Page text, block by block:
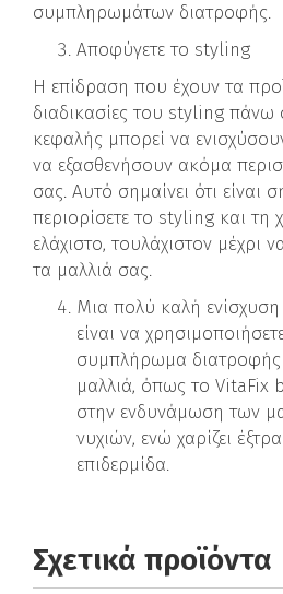
συμπληρωμάτων διατροφής.
Αποφύγετε το styling
Η επίδραση που έχουν τα
διαδικασίες του styling πάνω
κεφαλής μπορεί να
να εξασθενήσουν ακόμα
σας. Αυτό σημαίνει ότι είναι
περιορίσετε το styling και
ελάχιστο, τουλάχιστον μέχρι
τα μαλλιά σας.
Μια πολύ καλή
είναι να
συμπλήρωμα διατροφής
μαλλιά, όπως το
στην ενδυνάμωση των
νυχιών, ενώ χαρίζει
επιδερμίδα.
Σχετικά προϊόντα